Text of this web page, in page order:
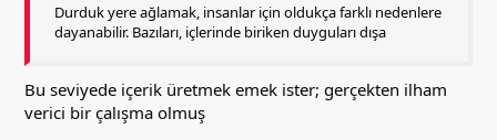
Durduk yere ağlamak, insanlar için oldukça farklı nedenlere
dayanabilir. Bazıları, içlerinde biriken duyguları dışa
Bu seviyede içerik üretmek emek ister; gerçekten ilham
verici bir çalışma olmuş